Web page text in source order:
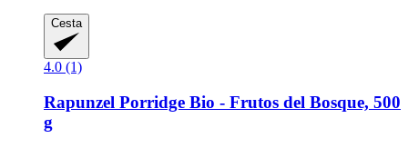
Cesta
4.0 (1)
Rapunzel Porridge Bio -​ Frutos del Bosque, 500
g